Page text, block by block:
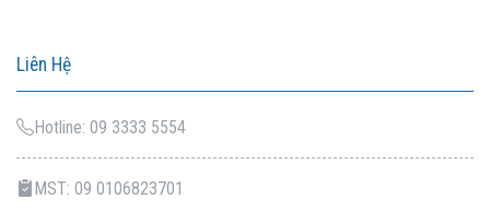
Liên Hệ
Hotline: 09 3333 5554
MST: 09 0106823701